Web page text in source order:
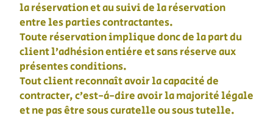
la réservation et au suivi de la réservation
entre les parties contractantes.
Toute réservation implique donc de la part du
client l’adhésion entière et sans réserve aux
présentes conditions.
Tout client reconnaît avoir la capacité de
contracter, c’est-à-dire avoir la majorité légale
et ne pas être sous curatelle ou sous tutelle.